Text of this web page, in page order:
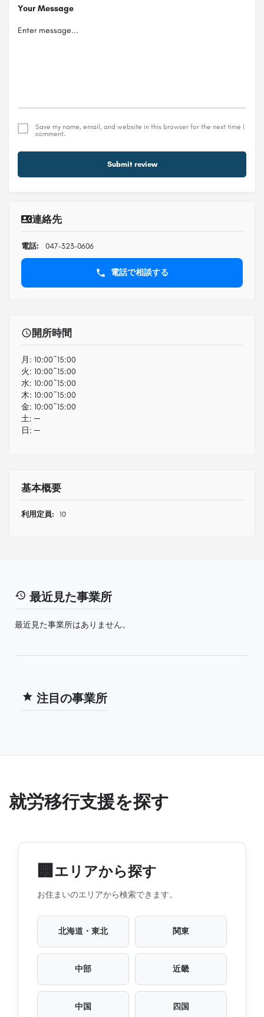
Your Message
Save my name, email, and website in this browser for the next time I
comment.
Submit review
連絡先
電話: 047-323-0606
電話で相談する
開所時間
月: 10:00~15:00
火: 10:00~15:00
水: 10:00~15:00
木: 10:00~15:00
金: 10:00~15:00
土: ─
日: ─
基本概要
利用定員: 10
最近見た事業所
最近見た事業所はありません。
注目の事業所
就労移行支援を探す
🏢 エリアから探す
お住まいのエリアから検索できます。
北海道・東北 関東
中部 近畿
中国 四国